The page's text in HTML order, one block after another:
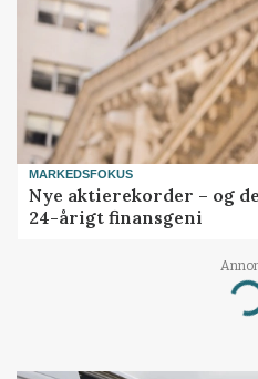
MARKEDSFOKUS
Nye aktierekorder – og
24-årigt finansgeni